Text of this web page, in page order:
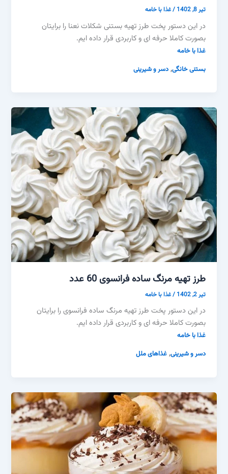
تیر 8, 1402 /غذا با خامه
در این دستور پخت طرز تهیه بستنی شکلات نعنا را برایتان
بصورت کاملا حرفه ای و کاربردی قرار داده ایم.
غذا با خامه
بستنی خانگی,دسر و شیرینی
طرز تهیه مرنگ ساده فرانسوی 60 عدد
تیر 2, 1402 /غذا با خامه
در این دستور پخت طرز تهیه مرنگ ساده فرانسوی را برایتان
بصورت کاملا حرفه ای و کاربردی قرار داده ایم.
غذا با خامه
دسر و شیرینی,غذاهای ملل